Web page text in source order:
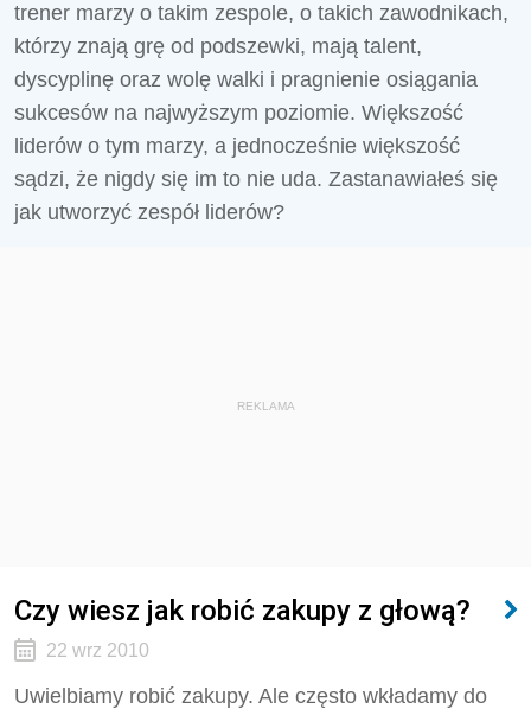
trener marzy o takim zespole, o takich zawodnikach,
którzy znają grę od podszewki, mają talent,
dyscyplinę oraz wolę walki i pragnienie osiągania
sukcesów na najwyższym poziomie. Większość
liderów o tym marzy, a jednocześnie większość
sądzi, że nigdy się im to nie uda. Zastanawiałeś się
jak utworzyć zespół liderów?
REKLAMA
Czy wiesz jak robić zakupy z głową?
22 wrz 2010
Uwielbiamy robić zakupy. Ale często wkładamy do